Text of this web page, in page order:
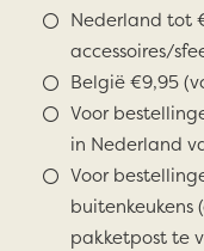
Nederland tot
accessoires/
België €9,95
Voor
in Nederland
Voor
buitenkeukens
pakketpost te